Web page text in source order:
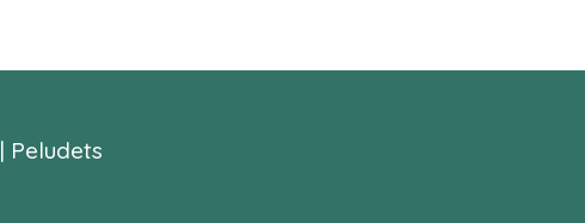
Peludets